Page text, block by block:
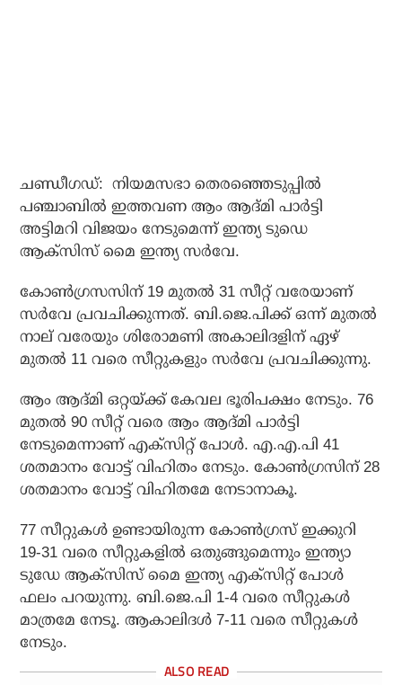
ചണ്ഡീഗഡ്: നിയമസഭാ തെരഞ്ഞെടുപ്പില്‍
പഞ്ചാബില്‍ ഇത്തവണ ആം ആദ്മി പാര്‍ട്ടി
അട്ടിമറി വിജയം നേടുമെന്ന് ഇന്ത്യ ടുഡെ
ആക്‌സിസ് മൈ ഇന്ത്യ സര്‍വേ.
കോണ്‍ഗ്രസസിന് 19 മുതല്‍ 31 സീറ്റ് വരേയാണ്
സര്‍വേ പ്രവചിക്കുന്നത്. ബി.ജെ.പിക്ക് ഒന്ന് മുതല്‍
നാല് വരേയും ശിരോമണി അകാലിദളിന് ഏഴ്
മുതല്‍ 11 വരെ സീറ്റുകളും സര്‍വേ പ്രവചിക്കുന്നു.
ആം ആദ്മി ഒറ്റയ്ക്ക് കേവല ഭൂരിപക്ഷം നേടും. 76
മുതല്‍ 90 സീറ്റ് വരെ ആം ആദ്മി പാര്‍ട്ടി
നേടുമെന്നാണ് എക്‌സിറ്റ് പോള്‍. എ.എ.പി 41
ശതമാനം വോട്ട് വിഹിതം നേടും. കോണ്‍ഗ്രസിന് 28
ശതമാനം വോട്ട് വിഹിതമേ നേടാനാകൂ.
77 സീറ്റുകള്‍ ഉണ്ടായിരുന്ന കോണ്‍ഗ്രസ് ഇക്കുറി
19-31 വരെ സീറ്റുകളില്‍ ഒതുങ്ങുമെന്നും ഇന്ത്യാ
ടുഡേ ആക്‌സിസ് മൈ ഇന്ത്യ എക്‌സിറ്റ് പോള്‍
ഫലം പറയുന്നു. ബി.ജെ.പി 1-4 വരെ സീറ്റുകള്‍
മാത്രമേ നേടൂ. ആകാലിദള്‍ 7-11 വരെ സീറ്റുകള്‍
നേടും.